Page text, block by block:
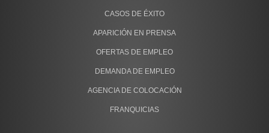
CASOS DE ÉXITO
APARICIÓN EN PRENSA
OFERTAS DE EMPLEO
DEMANDA DE EMPLEO
AGENCIA DE COLOCACIÓN
FRANQUICIAS